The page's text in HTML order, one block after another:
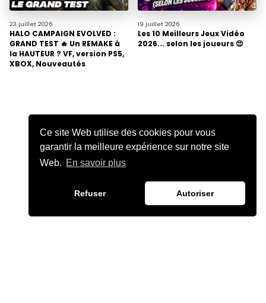
Ce site Web utilise des cookies pour vous
garantir la meilleure expérience sur notre site
Web. En savoir plus
Refuser Autoriser
23 juillet 2026
HALO CAMPAIGN EVOLVED :
GRAND TEST 🔥 Un REMAKE à
la HAUTEUR ? VF, version PS5,
XBOX, Nouveautés
19 juillet 2026
Les 10 Meilleurs Jeux Vidéo
2026... selon les joueurs 😍